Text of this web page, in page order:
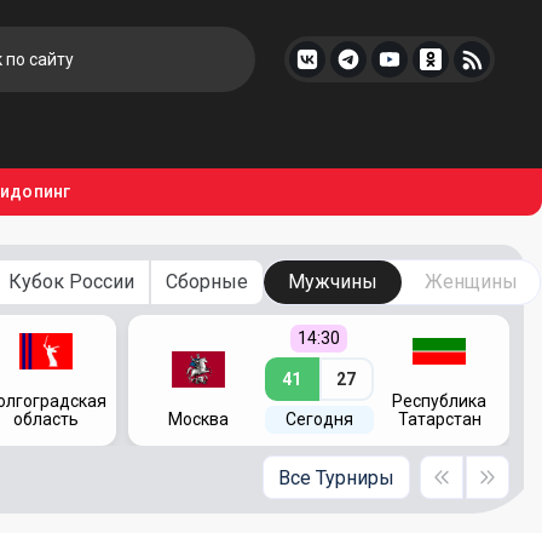
Кубок России Сборные Мужчины Женщины
область
Москва
14:30
41 27
Сегодня
Республика
Татарстан
Все Турниры